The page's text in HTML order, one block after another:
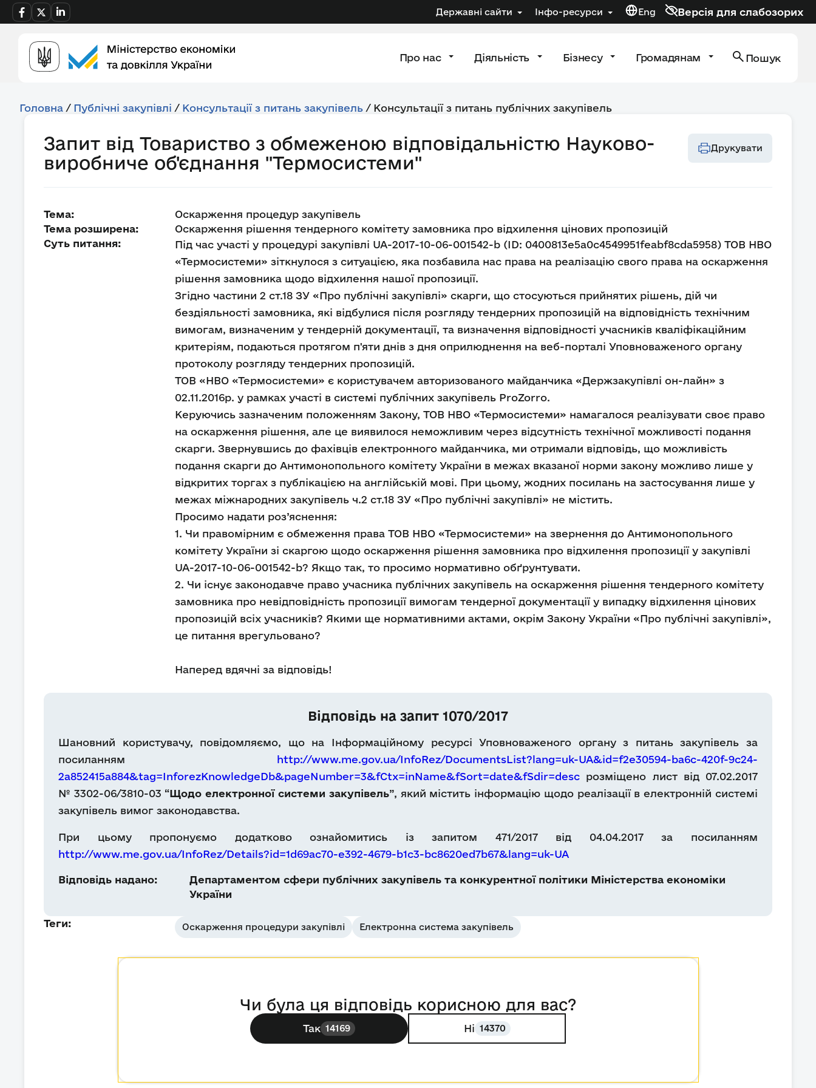
Державні сайти Інфо-ресурси Eng Версія для слабозорих
Про нас Діяльність Бізнесу Громадянам Пошук
Головна / Публічні закупівлі / Консультації з питань закупівель / Консультації з питань публічних закупівель
Запит від Товариство з обмеженою відповідальністю Науково-
виробниче об'єднання "Термосистеми"
Друкувати
Тема:
Оскарження процедур закупівель
Тема розширена:
Оскарження рішення тендерного комітету замовника про відхилення цінових пропозицій
Суть питання:
Під час участі у процедурі закупівлі UA-2017-10-06-001542-b (ID: 0400813e5a0c4549951feabf8cda5958) ТОВ НВО
«Термосистеми» зіткнулося з ситуацією, яка позбавила нас права на реалізацію свого права на оскарження
рішення замовника щодо відхилення нашої пропозиції.
Згідно частини 2 ст.18 ЗУ «Про публічні закупівлі» скарги, що стосуються прийнятих рішень, дій чи
бездіяльності замовника, які відбулися після розгляду тендерних пропозицій на відповідність технічним
вимогам, визначеним у тендерній документації, та визначення відповідності учасників кваліфікаційним
критеріям, подаються протягом п'яти днів з дня оприлюднення на веб-порталі Уповноваженого органу
протоколу розгляду тендерних пропозицій.
ТОВ «НВО «Термосистеми» є користувачем авторизованого майданчика «Держзакупівлі он-лайн» з
02.11.2016р. у рамках участі в системі публічних закупівель ProZorro.
Керуючись зазначеним положенням Закону, ТОВ НВО «Термосистеми» намагалося реалізувати своє право
на оскарження рішення, але це виявилося неможливим через відсутність технічної можливості подання
скарги. Звернувшись до фахівців електронного майданчика, ми отримали відповідь, що можливість
подання скарги до Антимонопольного комітету України в межах вказаної норми закону можливо лише у
відкритих торгах з публікацією на англійській мові. При цьому, жодних посилань на застосування лише у
межах міжнародних закупівель ч.2 ст.18 ЗУ «Про публічні закупівлі» не містить.
Просимо надати роз’яснення:
1. Чи правомірним є обмеження права ТОВ НВО «Термосистеми» на звернення до Антимонопольного
комітету України зі скаргою щодо оскарження рішення замовника про відхилення пропозиції у закупівлі
UA-2017-10-06-001542-b? Якщо так, то просимо нормативно обґрунтувати.
2. Чи існує законодавче право учасника публічних закупівель на оскарження рішення тендерного комітету
замовника про невідповідність пропозиції вимогам тендерної документації у випадку відхилення цінових
пропозицій всіх учасників? Якими ще нормативними актами, окрім Закону України «Про публічні закупівлі»,
це питання врегульовано?
Наперед вдячні за відповідь!
Відповідь на запит 1070/2017
Шановний користувачу, повідомляємо, що на Інформаційному ресурсі Уповноваженого органу з питань закупівель за
посиланням http://www.me.gov.ua/InfoRez/DocumentsList?lang=uk-UA&id=f2e30594-ba6c-420f-9c24-
2a852415a884&tag=InforezKnowledgeDb&pageNumber=3&fCtx=inName&fSort=date&fSdir=desc розміщено лист від 07.02.2017
№ 3302-06/3810-03 “Щодо електронної системи закупівель”, який містить інформацію щодо реалізації в електронній системі
закупівель вимог законодавства.
При цьому пропонуємо додатково ознайомитись із запитом 471/2017 від 04.04.2017 за посиланням
http://www.me.gov.ua/InfoRez/Details?id=1d69ac70-e392-4679-b1c3-bc8620ed7b67&lang=uk-UA
Відповідь надано:
Департаментом сфери публічних закупівель та конкурентної політики Міністерства економіки
України
Теги: Оскарження процедури закупівлі Електронна система закупівель
Чи була ця відповідь корисною для вас?
Так 14169 Ні 14370